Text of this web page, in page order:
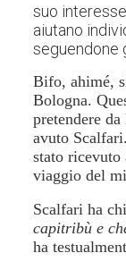
suo
aiutano
seguendone
Bifo, ahimé,
Bologna.
pretendere
avuto
stato
viaggio del
Scalfari ha
capitribù e
ha